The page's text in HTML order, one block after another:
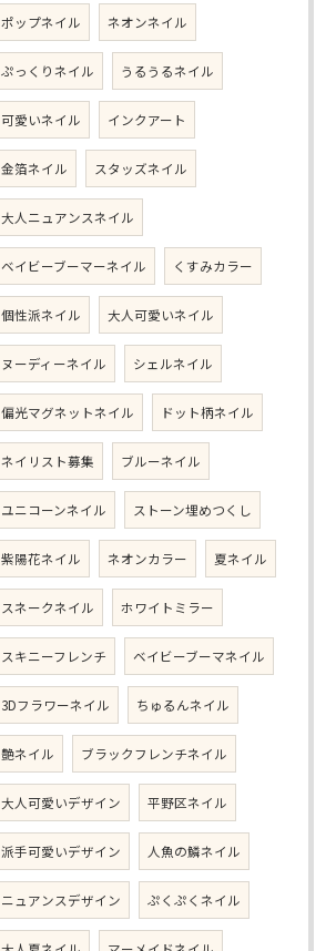
ポップネイル ネオンネイル
ぷっくりネイル うるうるネイル
可愛いネイル インクアート
金箔ネイル スタッズネイル
大人ニュアンスネイル
ベイビーブーマーネイル くすみカラー
個性派ネイル 大人可愛いネイル
ヌーディーネイル シェルネイル
偏光マグネットネイル ドット柄ネイル
ネイリスト募集 ブルーネイル
ユニコーンネイル ストーン埋めつくし
紫陽花ネイル ネオンカラー 夏ネイル
スネークネイル ホワイトミラー
スキニーフレンチ ベイビーブーマネイル
3Dフラワーネイル ちゅるんネイル
艶ネイル ブラックフレンチネイル
大人可愛いデザイン 平野区ネイル
派手可愛いデザイン 人魚の鱗ネイル
ニュアンスデザイン ぷくぷくネイル